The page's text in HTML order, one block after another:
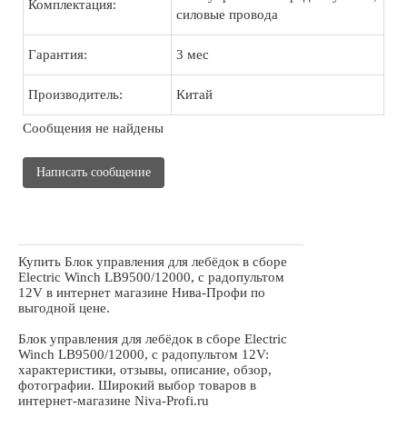
Комплектация:
силовые провода
Гарантия: 3 мес
Производитель: Китай
Сообщения не найдены
Написать сообщение
Купить Блок управления для лебёдок в сборе
Electric Winch LB9500/12000, с радопультом
12V в интернет магазине Нива-Профи по
выгодной цене.
Блок управления для лебёдок в сборе Electric
Winch LB9500/12000, с радопультом 12V:
характеристики, отзывы, описание, обзор,
фотографии. Широкий выбор товаров в
интернет-магазине Niva-Profi.ru